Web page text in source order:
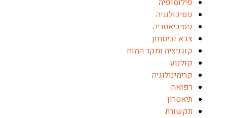
פילוסופיה
פסיכולוגיה
פסיכיאטריה
צבא וביטחון
קוגניציה וחקר המוח
קולנוע
קרימינולוגיה
רפואה
תיאטרון
תקשורת